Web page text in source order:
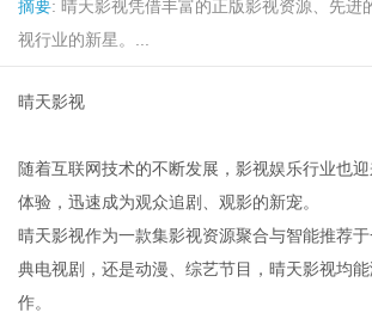
摘要: 晴天影视凭借丰富的正版影视资源、先
视行业的新星。...
晴天影视
随着互联网技术的不断发展，影视娱乐行业也
体验，迅速成为观众追剧、观影的新宠。
晴天影视作为一款集影视资源聚合与智能推荐
典电视剧，还是动漫、综艺节目，晴天影视均
作。